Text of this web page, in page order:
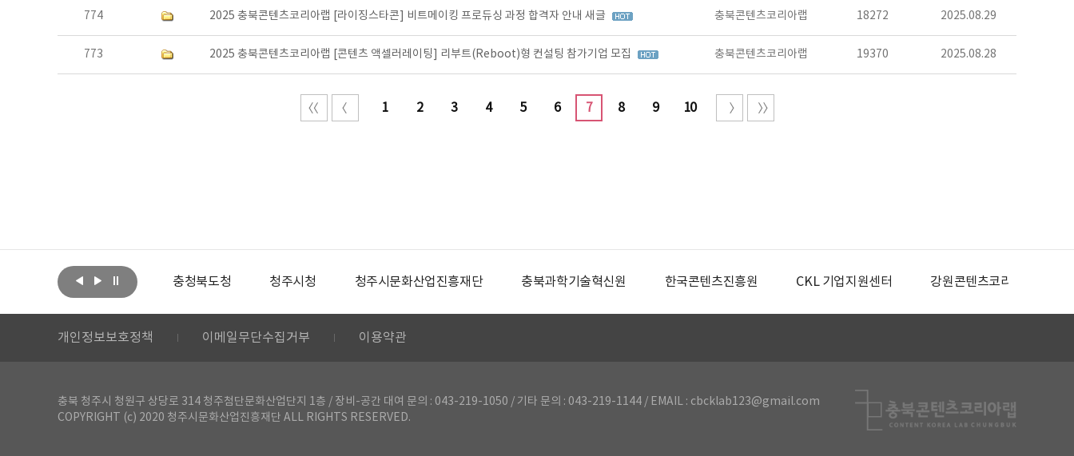
774 2025 충북콘텐츠코리아랩 [라이징스타콘] 비트메이킹 프로듀싱 과정 합격자 안내 새글 충북콘텐츠코리아랩 18272 2025.08.29
773 2025 충북콘텐츠코리아랩 [콘텐츠 액셀러레이팅] 리부트(Reboot)형 컨설팅 참가기업 모집 충북콘텐츠코리아랩 19370 2025.08.28
1 2 3 4 5 6 7 8 9 10
문화체육관광부 충청북도청 청주시청 청주시문화산업진흥재단 충북과학기술혁신원 한국콘텐츠진흥원 CKL 기업지원센터 강원콘텐츠코리아랩
개인정보보호정책 이메일무단수집거부 이용약관
충북 청주시 청원구 상당로 314 청주첨단문화산업단지 1층 / 장비-공간 대여 문의 : 043-219-1050 / 기타 문의 : 043-219-1144 / EMAIL : cbcklab123@gmail.com
COPYRIGHT (c) 2020 청주시문화산업진흥재단 ALL RIGHTS RESERVED.